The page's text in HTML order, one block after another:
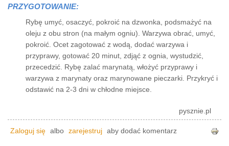
PRZYGOTOWANIE:
Rybę umyć, osaczyć, pokroić na dzwonka, podsmażyć na
oleju z obu stron (na małym ogniu). Warzywa obrać, umyć,
pokroić. Ocet zagotować z wodą, dodać warzywa i
przyprawy, gotować 20 minut, zdjąć z ognia, wystudzić,
przecedzić. Rybę zalać marynatą, włożyć przyprawy i
warzywa z marynaty oraz marynowane pieczarki. Przykryć i
odstawić na 2-3 dni w chłodne miejsce.
pysznie.pl
Zaloguj się albo zarejestruj aby dodać komentarz